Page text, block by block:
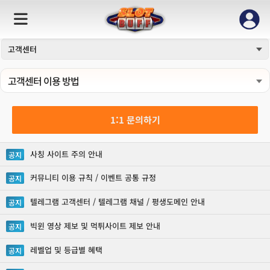
고객센터
고객센터 이용 방법
1:1 문의하기
공지 사칭 사이트 주의 안내
공지 커뮤니티 이용 규칙 / 이벤트 공통 규정
공지 텔레그램 고객센터 / 텔레그램 채널 / 평생도메인 안내
공지 빅윈 영상 제보 및 먹튀사이트 제보 안내
공지 레벨업 및 등급별 혜택